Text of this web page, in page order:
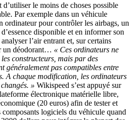
d’utiliser le moins de choses possible
Par exemple dans un véhicule
ordinateur pour contrôler les airbags, un
disponible et en informer son
l’air entrant et, sur certains
un déodorant… « Ces ordinateurs ne
constructeurs, mais par des
généralement pas compatibles entre
A chaque modification, les ordinateurs
» Wikispeed s’est appuyé sur
électronique matérielle libre,
(20 euros) afin de tester et
composants logiciels du véhicule quand